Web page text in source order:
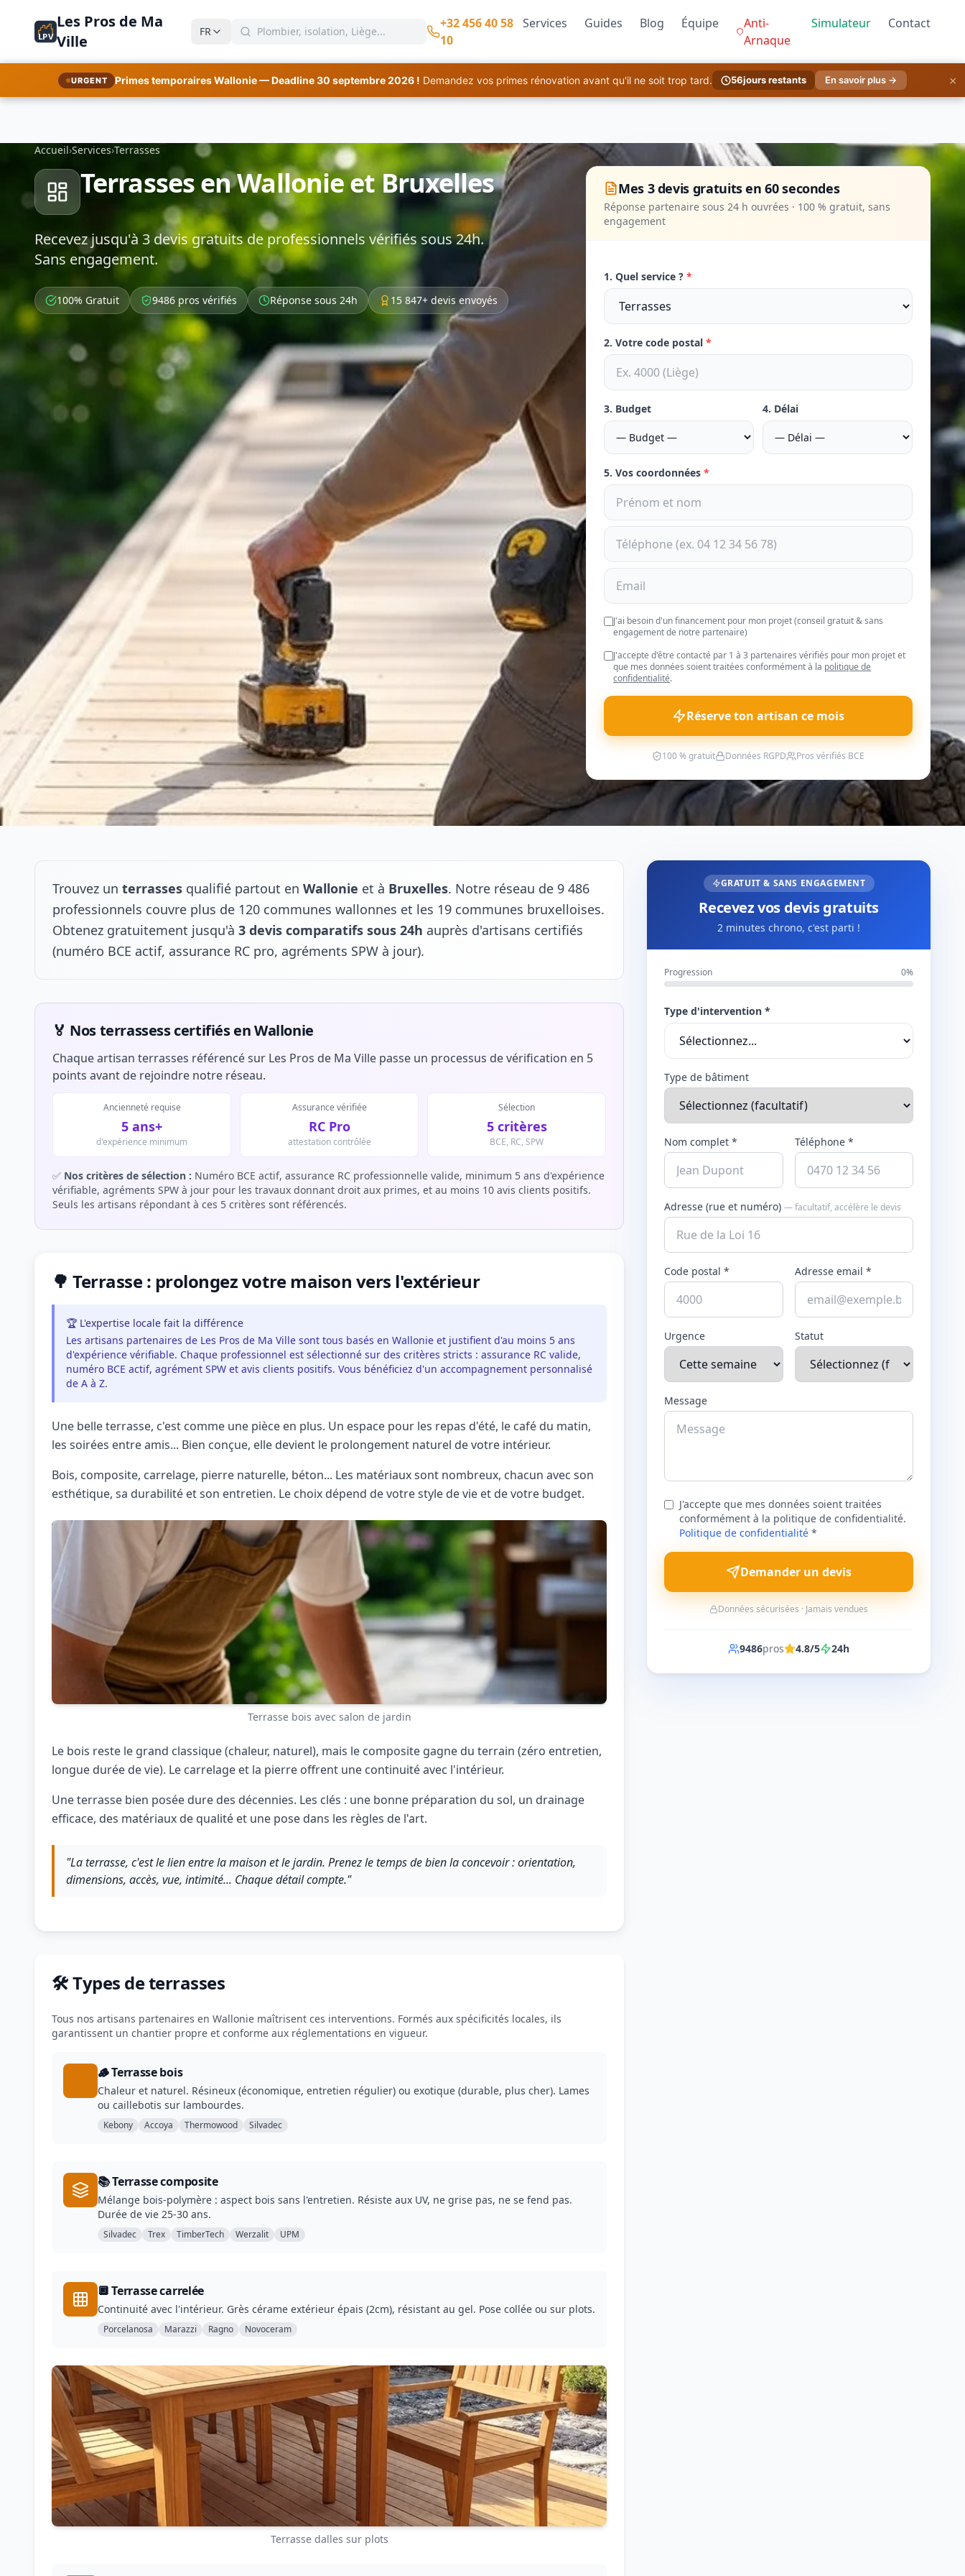
LPV
Les Pros de Ma
Ville
FR
+32 456 40 58
10
Services Guides Blog Équipe
Anti-
Arnaque
Simulateur Contact
URGENT Primes temporaires Wallonie — Deadline 30 septembre 2026 ! Demandez vos primes rénovation avant qu'il ne soit trop tard. 56jours restants En savoir plus → ×
Accueil›Services›Terrasses
Terrasses en Wallonie et Bruxelles
Recevez jusqu'à 3 devis gratuits de professionnels vérifiés sous 24h.
Sans engagement.
100% Gratuit 9486 pros vérifiés Réponse sous 24h 15 847+ devis envoyés
Mes 3 devis gratuits en 60 secondes
Réponse partenaire sous 24 h ouvrées · 100 % gratuit, sans
engagement
1. Quel service ? *
2. Votre code postal *
3. Budget 4. Délai
5. Vos coordonnées *
J'ai besoin d'un financement pour mon projet (conseil gratuit & sans
engagement de notre partenaire)
J'accepte d'être contacté par 1 à 3 partenaires vérifiés pour mon projet et
que mes données soient traitées conformément à la politique de
confidentialité.
Réserve ton artisan ce mois
100 % gratuit Données RGPD Pros vérifiés BCE
Trouvez un terrasses qualifié partout en Wallonie et à Bruxelles. Notre réseau de 9 486
professionnels couvre plus de 120 communes wallonnes et les 19 communes bruxelloises.
Obtenez gratuitement jusqu'à 3 devis comparatifs sous 24h auprès d'artisans certifiés
(numéro BCE actif, assurance RC pro, agréments SPW à jour).
🏅 Nos terrassess certifiés en Wallonie
Chaque artisan terrasses référencé sur Les Pros de Ma Ville passe un processus de vérification en 5
points avant de rejoindre notre réseau.
Ancienneté requise
5 ans+
d'expérience minimum
Assurance vérifiée
RC Pro
attestation contrôlée
Sélection
5 critères
BCE, RC, SPW
✅ Nos critères de sélection : Numéro BCE actif, assurance RC professionnelle valide, minimum 5 ans d'expérience
vérifiable, agréments SPW à jour pour les travaux donnant droit aux primes, et au moins 10 avis clients positifs.
Seuls les artisans répondant à ces 5 critères sont référencés.
🌳 Terrasse : prolongez votre maison vers l'extérieur
🏆 L'expertise locale fait la différence
Les artisans partenaires de Les Pros de Ma Ville sont tous basés en Wallonie et justifient d'au moins 5 ans
d'expérience vérifiable. Chaque professionnel est sélectionné sur des critères stricts : assurance RC valide,
numéro BCE actif, agrément SPW et avis clients positifs. Vous bénéficiez d'un accompagnement personnalisé
de A à Z.
Une belle terrasse, c'est comme une pièce en plus. Un espace pour les repas d'été, le café du matin,
les soirées entre amis... Bien conçue, elle devient le prolongement naturel de votre intérieur.
Bois, composite, carrelage, pierre naturelle, béton... Les matériaux sont nombreux, chacun avec son
esthétique, sa durabilité et son entretien. Le choix dépend de votre style de vie et de votre budget.
Terrasse bois avec salon de jardin
Le bois reste le grand classique (chaleur, naturel), mais le composite gagne du terrain (zéro entretien,
longue durée de vie). Le carrelage et la pierre offrent une continuité avec l'intérieur.
Une terrasse bien posée dure des décennies. Les clés : une bonne préparation du sol, un drainage
efficace, des matériaux de qualité et une pose dans les règles de l'art.
"La terrasse, c'est le lien entre la maison et le jardin. Prenez le temps de bien la concevoir : orientation,
dimensions, accès, vue, intimité... Chaque détail compte."
🛠️ Types de terrasses
Tous nos artisans partenaires en Wallonie maîtrisent ces interventions. Formés aux spécificités locales, ils
garantissent un chantier propre et conforme aux réglementations en vigueur.
🪵 Terrasse bois
Chaleur et naturel. Résineux (économique, entretien régulier) ou exotique (durable, plus cher). Lames
ou caillebotis sur lambourdes.
Kebony Accoya Thermowood Silvadec
📚 Terrasse composite
Mélange bois-polymère : aspect bois sans l'entretien. Résiste aux UV, ne grise pas, ne se fend pas.
Durée de vie 25-30 ans.
Silvadec Trex TimberTech Werzalit UPM
🔲 Terrasse carrelée
Continuité avec l'intérieur. Grès cérame extérieur épais (2cm), résistant au gel. Pose collée ou sur plots.
Porcelanosa Marazzi Ragno Novoceram
Terrasse dalles sur plots
GRATUIT & SANS ENGAGEMENT
Recevez vos devis gratuits
2 minutes chrono, c'est parti !
Progression 0%
Type d'intervention *
Type de bâtiment
Nom complet * Téléphone *
Adresse (rue et numéro)— facultatif, accélère le devis
Code postal * Adresse email *
Urgence Statut
Message
J'accepte que mes données soient traitées
conformément à la politique de confidentialité.
Politique de confidentialité *
Demander un devis
Données sécurisées · Jamais vendues
9486pros 4.8/5 24h